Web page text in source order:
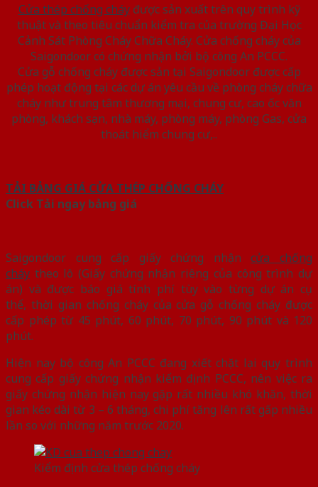
Cửa thép chống cháyđược sản xuất trên quy trình kỹ
thuật và theo tiêu chuẩn kiểm tra của trường Đại Học
Cảnh Sát Phòng Cháy Chữa Cháy. Cửa chống cháy của
Saigondoor có chứng nhận bởi bộ công An PCCC.
Cửa gỗ chống cháy được sản tại Saigondoor được cấp
phép hoạt động tại các dự án yêu cầu về phòng cháy chữa
cháy như trung tâm thương mại, chung cư, cao ốc văn
phòng, khách sạn, nhà máy, phòng máy, phòng Gas, cửa
thoát hiểm chung cư,..
TẢI BẢNG GIÁ CỬA THÉP CHỐNG CHÁY
Click Tải ngay bảng giá
Saigondoor cung cấp giấy chứng nhậncửa chống
cháy theo lô (Giấy chứng nhận riêng của công trình dự
án) và được báo giá tính phí tùy vào từng dự án cụ
thể, thời gian chống cháy của cửa gỗ chống cháy được
cấp phép từ 45 phút, 60 phút, 70 phút, 90 phút và 120
phút.
Hiện nay bộ công An PCCC đang xiết chặt lại quy trình
cung cấp giấy chứng nhận kiểm định PCCC, nên việc ra
giấy chứng nhận hiện nay gặp rất nhiều khó khăn, thời
gian kéo dài từ 3 – 6 tháng, chi phí tăng lên rất gấp nhiều
lần so với những năm trước 2020.
Kiểm định cửa thép chống cháy